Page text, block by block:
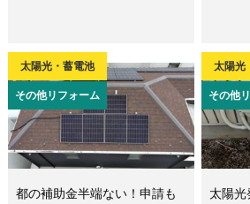
太陽光・蓄電池
その他リフォーム
都の補助金半端ない！申請も
太陽光
その他
太陽光